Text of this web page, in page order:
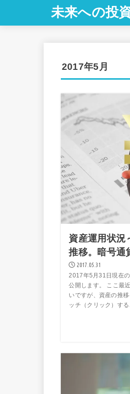
未来への投
2017年5月
資産運用状況
推移。暗号通
2017.05.31
2017年5月31日現在
公開します。 ここ最
いですが、資産の推
ッチ（クリック）す